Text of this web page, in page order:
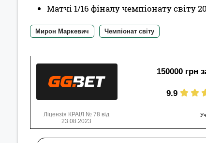
Матчі 1/16 фіналу чемпіонату світу
Мирон Маркевич Чемпіонат світу
150000 грн
9.9
Ліцензія КРАІЛ № 78 від
23.08.2023